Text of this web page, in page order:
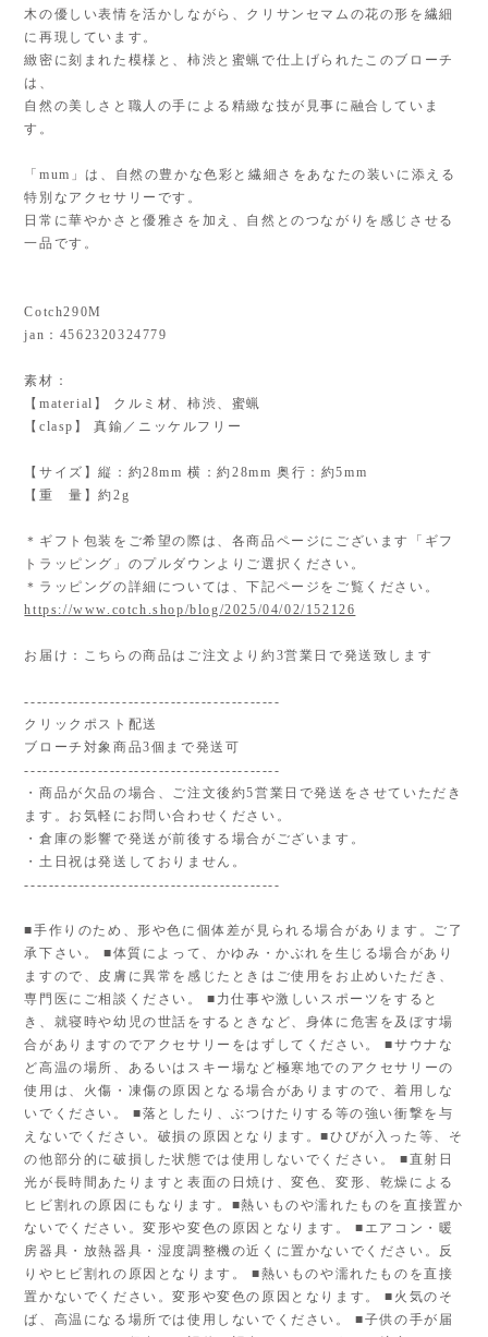
木の優しい表情を活かしながら、クリサンセマムの花の形を繊細
に再現しています。
緻密に刻まれた模様と、柿渋と蜜蝋で仕上げられたこのブローチ
は、
自然の美しさと職人の手による精緻な技が見事に融合していま
す。
「mum」は、自然の豊かな色彩と繊細さをあなたの装いに添える
特別なアクセサリーです。
日常に華やかさと優雅さを加え、自然とのつながりを感じさせる
一品です。
Cotch290M
jan：4562320324779
素材：
【material】 クルミ材、柿渋、蜜蝋
【clasp】 真鍮／ニッケルフリー
【サイズ】縦：約28mm 横：約28mm 奥行：約5mm
【重 量】約2g
＊ギフト包装をご希望の際は、各商品ページにございます「ギフ
トラッピング」のプルダウンよりご選択ください。
＊ラッピングの詳細については、下記ページをご覧ください。
https://www.cotch.shop/blog/2025/04/02/152126
お届け：こちらの商品はご注文より約3営業日で発送致します
------------------------------------------
クリックポスト配送
ブローチ対象商品3個まで発送可
------------------------------------------
・商品が欠品の場合、ご注文後約5営業日で発送をさせていただき
ます。お気軽にお問い合わせください。
・倉庫の影響で発送が前後する場合がございます。
・土日祝は発送しておりません。
------------------------------------------
■手作りのため、形や色に個体差が見られる場合があります。ご了
承下さい。 ■体質によって、かゆみ・かぶれを生じる場合があり
ますので、皮膚に異常を感じたときはご使用をお止めいただき、
専門医にご相談ください。 ■力仕事や激しいスポーツをすると
き、就寝時や幼児の世話をするときなど、身体に危害を及ぼす場
合がありますのでアクセサリーをはずしてください。 ■サウナな
ど高温の場所、あるいはスキー場など極寒地でのアクセサリーの
使用は、火傷・凍傷の原因となる場合がありますので、着用しな
いでください。 ■落としたり、ぶつけたりする等の強い衝撃を与
えないでください。破損の原因となります。■ひびが入った等、そ
の他部分的に破損した状態では使用しないでください。 ■直射日
光が長時間あたりますと表面の日焼け、変色、変形、乾燥による
ヒビ割れの原因にもなります。■熱いものや濡れたものを直接置か
ないでください。変形や変色の原因となります。 ■エアコン・暖
房器具・放熱器具・湿度調整機の近くに置かないでください。反
りやヒビ割れの原因となります。 ■熱いものや濡れたものを直接
置かないでください。変形や変色の原因となります。 ■火気のそ
ば、高温になる場所では使用しないでください。 ■子供の手が届